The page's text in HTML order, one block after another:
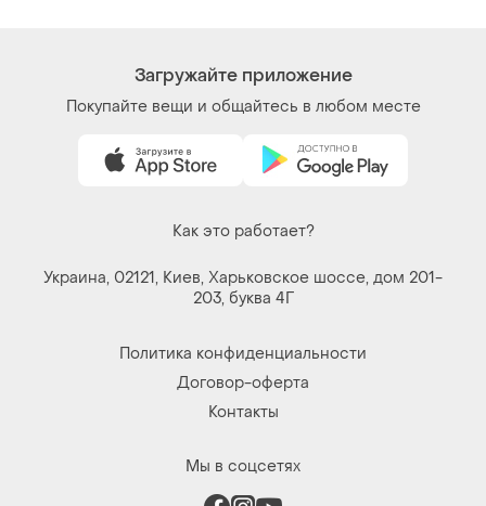
Загружайте приложение
Покупайте вещи и общайтесь в любом месте
Как это работает?
Украина, 02121, Киев, Харьковское шоссе, дом 201-
203, буква 4Г
Политика конфиденциальности
Договор-оферта
Контакты
Мы в соцсетях